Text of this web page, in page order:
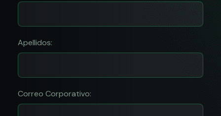
Apellidos:
Correo Corporativo: